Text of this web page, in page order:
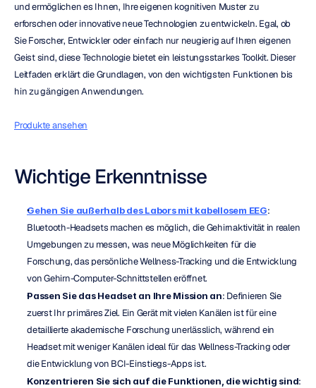
und ermöglichen es Ihnen, Ihre eigenen kognitiven Muster zu
erforschen oder innovative neue Technologien zu entwickeln. Egal, ob
Sie Forscher, Entwickler oder einfach nur neugierig auf Ihren eigenen
Geist sind, diese Technologie bietet ein leistungsstarkes Toolkit. Dieser
Leitfaden erklärt die Grundlagen, von den wichtigsten Funktionen bis
hin zu gängigen Anwendungen.
Produkte ansehen
Wichtige Erkenntnisse
Gehen Sie außerhalb des Labors mit kabellosem EEG:
Bluetooth-Headsets machen es möglich, die Gehirnaktivität in realen
Umgebungen zu messen, was neue Möglichkeiten für die
Forschung, das persönliche Wellness-Tracking und die Entwicklung
von Gehirn-Computer-Schnittstellen eröffnet.
Passen Sie das Headset an Ihre Mission an: Definieren Sie
zuerst Ihr primäres Ziel. Ein Gerät mit vielen Kanälen ist für eine
detaillierte akademische Forschung unerlässlich, während ein
Headset mit weniger Kanälen ideal für das Wellness-Tracking oder
die Entwicklung von BCI-Einstiegs-Apps ist.
Konzentrieren Sie sich auf die Funktionen, die wichtig sind: